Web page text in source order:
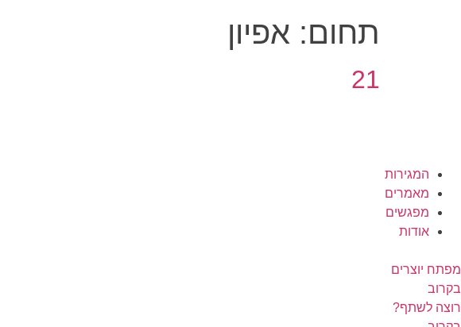
תחום: אפיון
21
המגירות
מאמרים
מפגשים
אודות
מפתח יוצרים
בקרוב
רוצה לשתף?